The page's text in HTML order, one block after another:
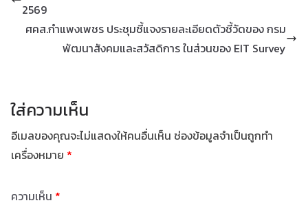
2569
ศคส.กำแพงเพชร ประชุมชี้แจงรายละเอียดตัวชี้วัดของ กรม
พัฒนาสังคมและสวัสดิการ ในส่วนของ EIT Survey
ใส่ความเห็น
อีเมลของคุณจะไม่แสดงให้คนอื่นเห็น ช่องข้อมูลจำเป็นถูกทำ
เครื่องหมาย *
ความเห็น *